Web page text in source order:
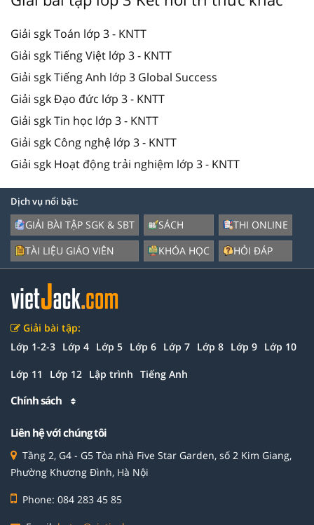
Giải sgk Toán lớp 3 - KNTT
Giải sgk Tiếng Việt lớp 3 - KNTT
Giải sgk Tiếng Anh lớp 3 Global Success
Giải sgk Đạo đức lớp 3 - KNTT
Giải sgk Tin học lớp 3 - KNTT
Giải sgk Công nghệ lớp 3 - KNTT
Giải sgk Hoạt động trải nghiệm lớp 3 - KNTT
Dịch vụ nổi bật:
GIẢI BÀI TẬP SGK & SBT
TÀI LIỆU GIÁO VIÊN
SÁCH
KHÓA HỌC
THI ONLINE
HỎI ĐÁP
Giải bài tập:
Lớp 1-2-3 Lớp 4 Lớp 5 Lớp 6 Lớp 7 Lớp 8 Lớp 9 Lớp 10
Lớp 11 Lớp 12 Lập trình Tiếng Anh
Chính sách
Liên hệ với chúng tôi
Tầng 2, G4 - G5 Tòa nhà Five Star Garden, số 2 Kim Giang,
Phường Khương Đình, Hà Nội
Phone: 084 283 45 85